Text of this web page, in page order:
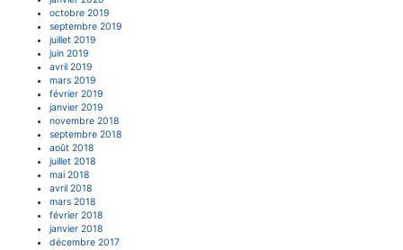
octobre 2019
septembre 2019
juillet 2019
juin 2019
avril 2019
mars 2019
février 2019
janvier 2019
novembre 2018
septembre 2018
août 2018
juillet 2018
mai 2018
avril 2018
mars 2018
février 2018
janvier 2018
décembre 2017